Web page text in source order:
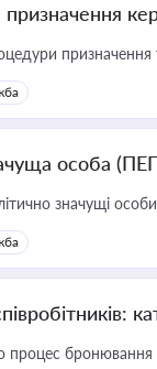
призначення
призначення
особа
значущі
процес бронювання